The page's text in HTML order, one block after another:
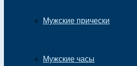
Мужские прически
Мужские часы